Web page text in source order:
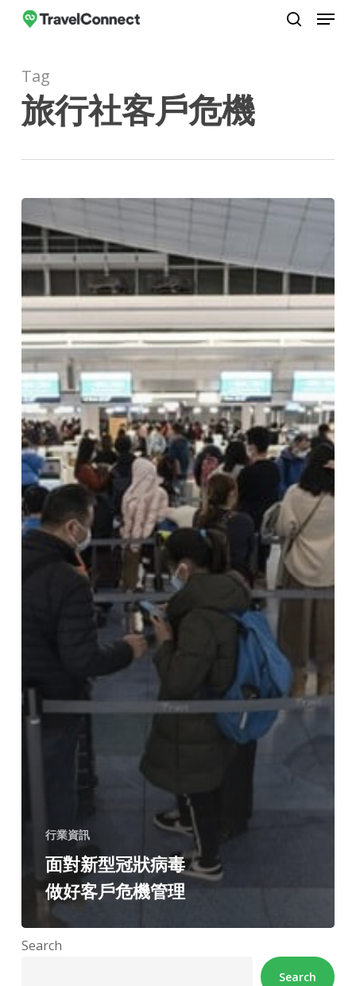
Skip
content
Menu
Tag
旅行社客戶危機
行業資訊
面對新型冠狀病毒
做好客戶危機管理
Search
Search